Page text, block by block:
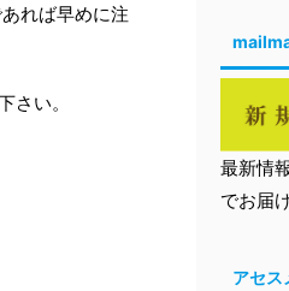
れば早めに注
さい。
最新情
でお届
アセ